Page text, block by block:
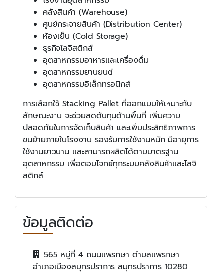
คลังสินค้า (Warehouse)
ศูนย์กระจายสินค้า (Distribution Center)
ห้องเย็น (Cold Storage)
ธุรกิจโลจิสติกส์
อุตสาหกรรมอาหารและเครื่องดื่ม
อุตสาหกรรมยานยนต์
อุตสาหกรรมอิเล็กทรอนิกส์
การเลือกใช้ Stacking Pallet ที่ออกแบบให้เหมาะกับ
ลักษณะงาน จะช่วยลดต้นทุนด้านพื้นที่ เพิ่มความ
ปลอดภัยในการจัดเก็บสินค้า และเพิ่มประสิทธิภาพการ
ขนย้ายภายในโรงงาน รองรับการใช้งานหนัก มีอายุการ
ใช้งานยาวนาน และสามารถผลิตได้ตามมาตรฐาน
อุตสาหกรรม เพื่อตอบโจทย์ทุกระบบคลังสินค้าและโลจิ
สติกส์
ข้อมูลติดต่อ
565 หมู่ที่ 4 ถนนแพรกษา ตำบลแพรกษา
อำเภอเมืองสมุทรปราการ สมุทรปราการ 10280